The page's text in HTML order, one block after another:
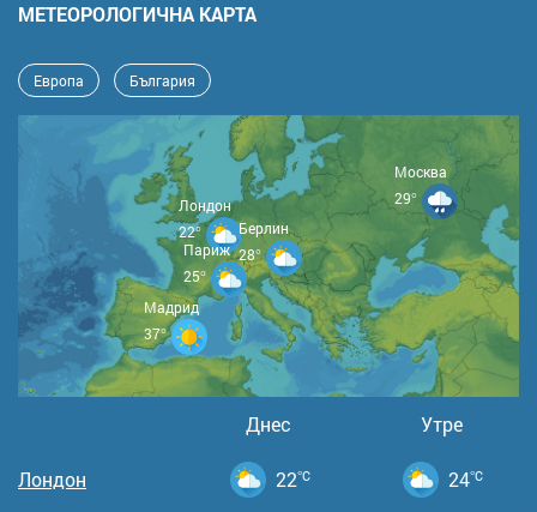
MЕТЕОРОЛОГИЧНА КАРТА
Европа България
Лондон
22°
Берлин
28°
Мадрид
37°
Париж
25°
Москва
29°
Днес Утре
Лондон 22°C 24°C